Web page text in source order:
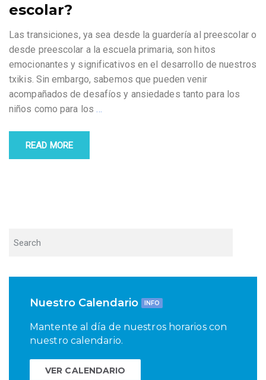
escolar?
Las transiciones, ya sea desde la guardería al preescolar o
desde preescolar a la escuela primaria, son hitos
emocionantes y significativos en el desarrollo de nuestros
txikis. Sin embargo, sabemos que pueden venir
acompañados de desafíos y ansiedades tanto para los
niños como para los …
READ MORE
Nuestro Calendario INFO
Mantente al día de nuestros horarios con
nuestro calendario.
VER CALENDARIO